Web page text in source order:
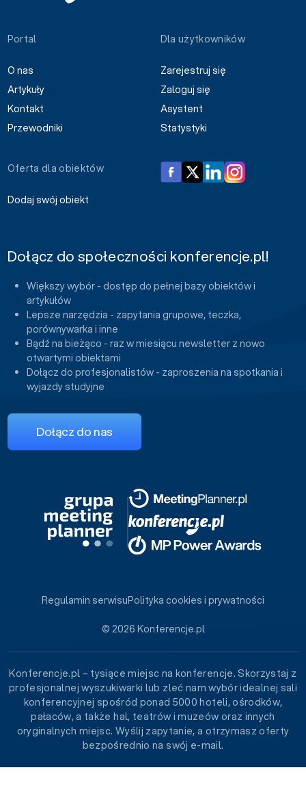
Portal
O nas
Artykuły
Kontakt
Przewodniki
Dla użytkowników
Zarejestruj się
Zaloguj się
Asystent
Statystyki
Oferta dla obiektów
Dodaj swój obiekt
Dołącz do społeczności konferencje.pl!
Większy wybór - dostęp do pełnej bazy obiektów i
artykułów
Lepsze narzędzia - zapytania grupowe, teczka,
porównywarka i inne
Bądź na bieżąco - raz w miesiącu newsletter z nowo
otwartymi obiektami
Dołącz do profesjonalistów - zaproszenia na spotkania i
wyjazdy studyjne
Dołącz do nas
© 2026 Konferencje.pl
Regulamin serwisuPolityka cookies i prywatności
Konferencje.pl – tysiące miejsc na konferencje. Skorzystaj z
profesjonalnej wyszukiwarki lub zleć nam wybór idealnej sali
konferencyjnej spośród ponad 5000 hoteli, ośrodków,
pałaców, a także hal, teatrów i muzeów oraz innych
oryginalnych miejsc. Wyślij zapytanie, a otrzymasz oferty
bezpośrednio na swój e-mail.